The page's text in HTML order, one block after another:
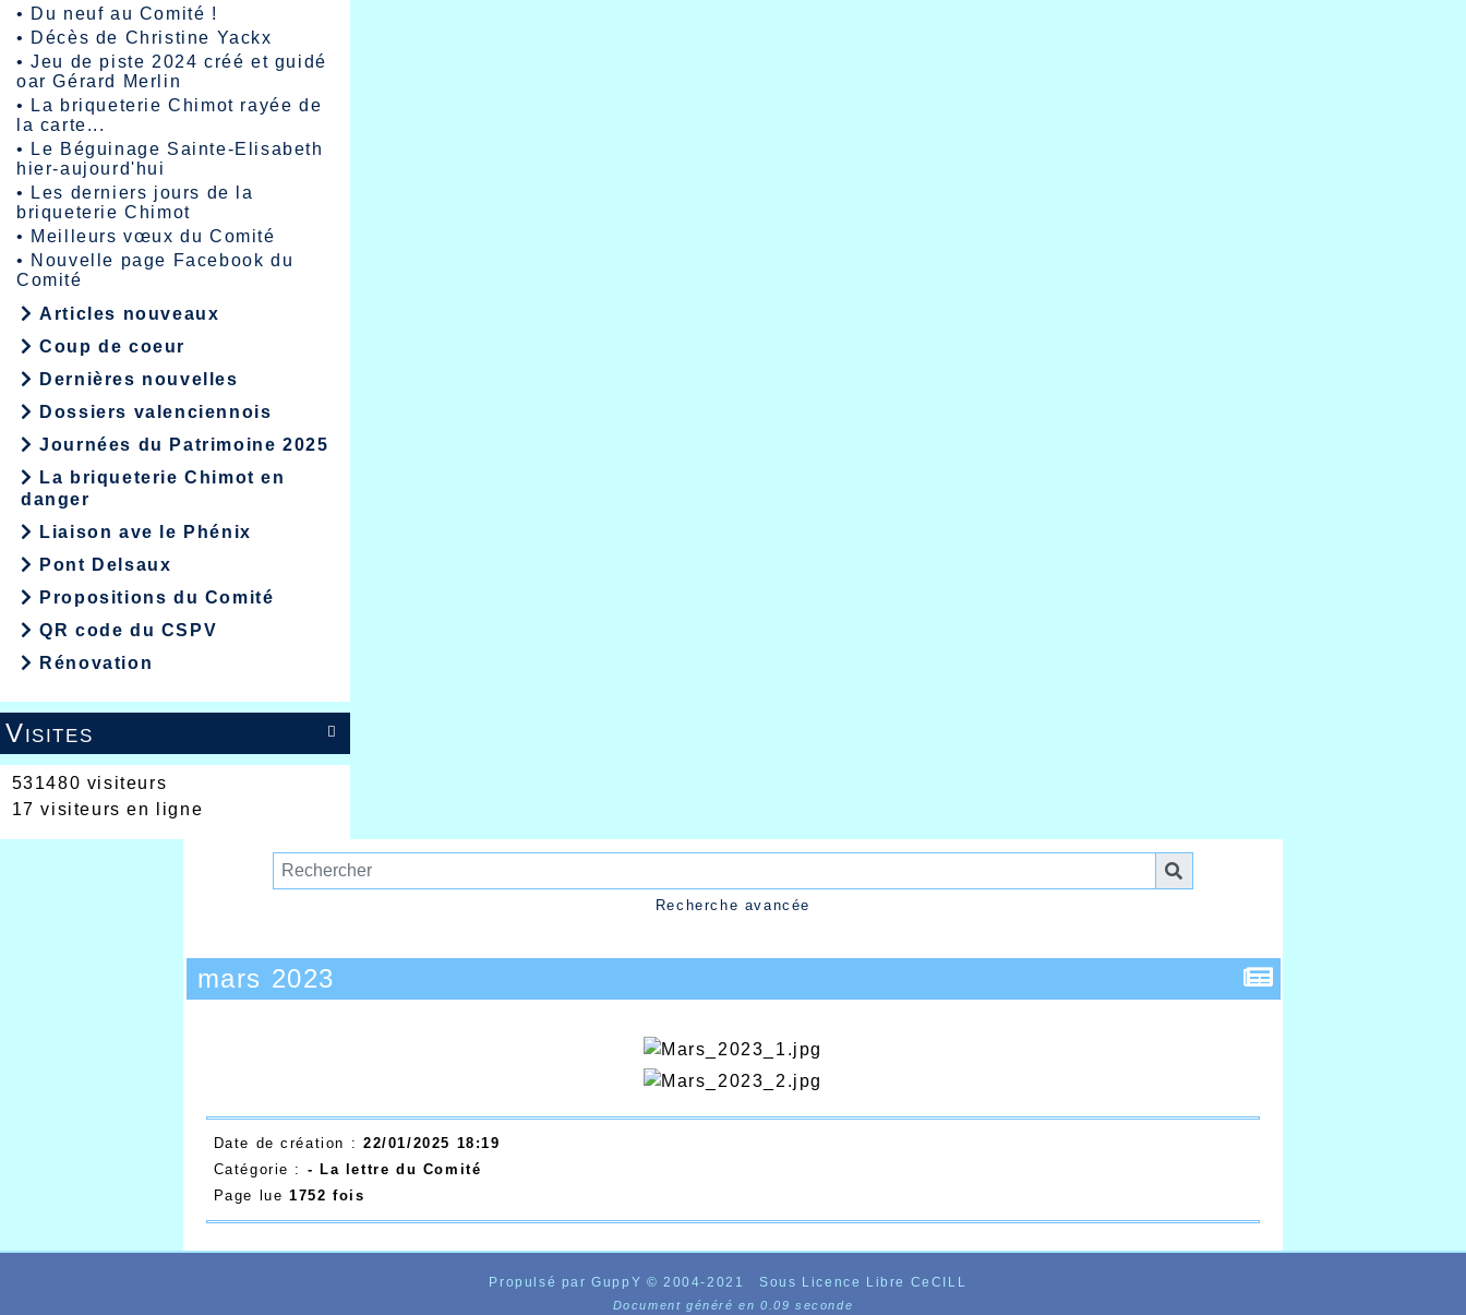
• Du neuf au Comité !
• Décès de Christine Yackx
•Jeu de piste 2024 créé et guidé
oar Gérard Merlin
•
La briqueterie Chimot rayée de
la carte...
•
Le Béguinage Sainte-Elisabeth
hier-aujourd'hui
•
Les derniers jours de la
briqueterie Chimot
• Meilleurs vœux du Comité
• Nouvelle page Facebook du
Comité
Articles nouveaux
Coup de coeur
Dernières nouvelles
Dossiers valenciennois
Journées du Patrimoine 2025
La briqueterie Chimot en
danger
Liaison ave le Phénix
Pont Delsaux
Propositions du Comité
QR code du CSPV
Rénovation

Visites
531480 visiteurs
17 visiteurs en ligne
Recherche avancée
mars 2023
Date de création : 22/01/2025 18:19
Catégorie : - La lettre du Comité
Page lue 1752 fois
Propulsé par GuppY © 2004-2021 Sous Licence Libre CeCILL
Document généré en 0.09 seconde